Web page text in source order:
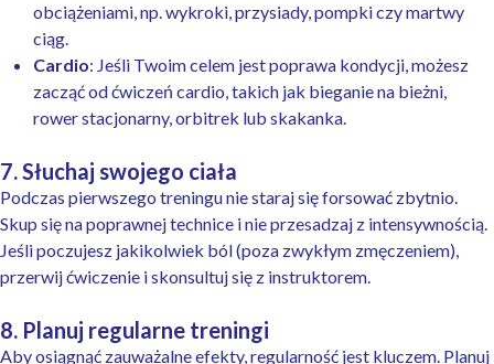
obciążeniami, np. wykroki, przysiady, pompki czy martwy
ciąg.
Cardio: Jeśli Twoim celem jest poprawa kondycji, możesz
zacząć od ćwiczeń cardio, takich jak bieganie na bieżni,
rower stacjonarny, orbitrek lub skakanka.
7. Słuchaj swojego ciała
Podczas pierwszego treningu nie staraj się forsować zbytnio.
Skup się na poprawnej technice i nie przesadzaj z intensywnością.
Jeśli poczujesz jakikolwiek ból (poza zwykłym zmęczeniem),
przerwij ćwiczenie i skonsultuj się z instruktorem.
8. Planuj regularne treningi
Aby osiągnąć zauważalne efekty, regularność jest kluczem. Planuj